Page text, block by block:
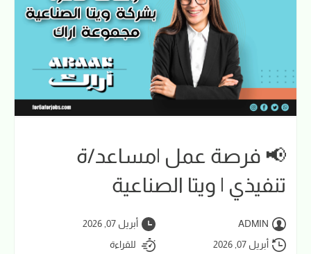
📢 فرصة عمل |مساعد/ة
تنفيذي | ويتا الصناعية
ADMIN
أبريل 07, 2026
أبريل 07, 2026
للقراءة